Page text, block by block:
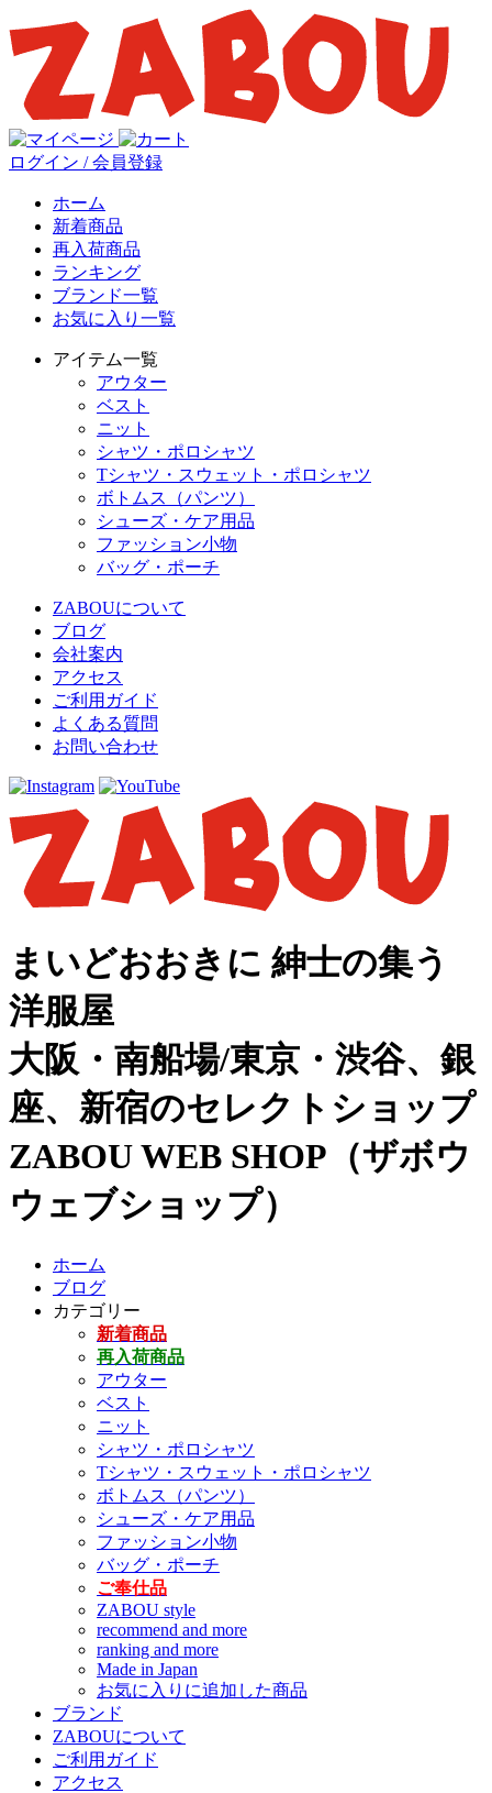
ログイン / 会員登録
ホーム
新着商品
再入荷商品
ランキング
ブランド一覧
お気に入り一覧
アイテム一覧
アウター
ベスト
ニット
シャツ・ポロシャツ
Tシャツ・スウェット・ポロシャツ
ボトムス（パンツ）
シューズ・ケア用品
ファッション小物
バッグ・ポーチ
ZABOUについて
ブログ
会社案内
アクセス
ご利用ガイド
よくある質問
お問い合わせ
まいどおおきに 紳士の集う
洋服屋
大阪・南船場/東京・渋谷、銀
座、新宿のセレクトショップ
ZABOU WEB SHOP（ザボウ
ウェブショップ）
ホーム
ブログ
カテゴリー
新着商品
再入荷商品
アウター
ベスト
ニット
シャツ・ポロシャツ
Tシャツ・スウェット・ポロシャツ
ボトムス（パンツ）
シューズ・ケア用品
ファッション小物
バッグ・ポーチ
ご奉仕品
ZABOU style
recommend and more
ranking and more
Made in Japan
お気に入りに追加した商品
ブランド
ZABOUについて
ご利用ガイド
アクセス